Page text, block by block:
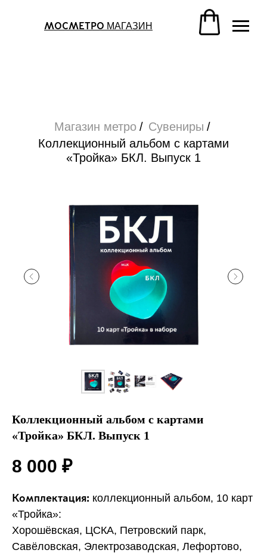
МОСМЕТРО МАГАЗИН
Коллекционный альбом с картами
Магазин метро / Сувениры /
Коллекционный альбом с картами
«Тройка» БКЛ. Выпуск 1
Коллекционный альбом с картами
«Тройка» БКЛ. Выпуск 1
8 000 ₽
Комплектация: коллекционный альбом, 10 карт
«Тройка»:
Хорошёвская, ЦСКА, Петровский парк,
Савёловская, Электрозаводская, Лефортово,